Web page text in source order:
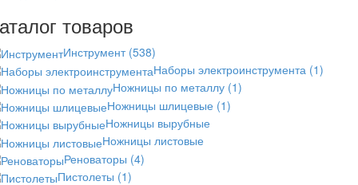
товаров
Инструмент (538)
Наборы электроинструмента (1)
Ножницы по металлу (1)
Ножницы шлицевые (1)
Ножницы вырубные
Ножницы листовые
Реноваторы (4)
Пистолеты (1)